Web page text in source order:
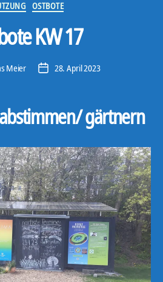
Kategorien
OSTBOTE
KW 17
Meier Veröffentlichungsdatum
28. April 2023
gärtnern